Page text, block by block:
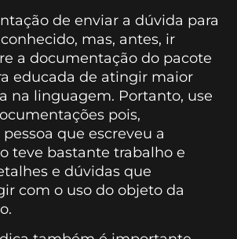
de enviar a dúvida para
mas, antes, ir
a documentação do pacote
educada de atingir maior
na linguagem. Portanto, use
pois,
que escreveu a
teve bastante trabalho e
e dúvidas que
com o uso do objeto da